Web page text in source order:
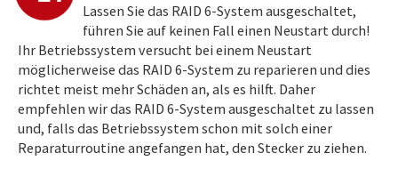
Lassen Sie das RAID 6-System ausgeschaltet,
führen Sie auf keinen Fall einen Neustart durch!
Ihr Betriebssystem versucht bei einem Neustart
möglicherweise das RAID 6-System zu reparieren und dies
richtet meist mehr Schäden an, als es hilft. Daher
empfehlen wir das RAID 6-System ausgeschaltet zu lassen
und, falls das Betriebssystem schon mit solch einer
Reparaturroutine angefangen hat, den Stecker zu ziehen.